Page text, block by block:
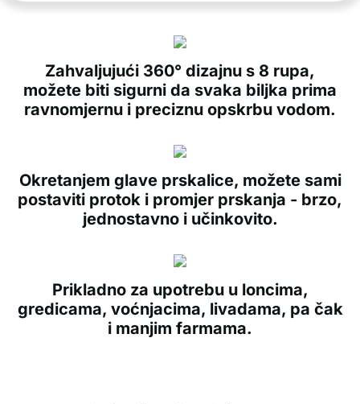
Zahvaljujući 360° dizajnu s 8 rupa,
možete biti sigurni da svaka biljka prima
ravnomjernu i preciznu opskrbu vodom.
Okretanjem glave prskalice, možete sami
postaviti protok i promjer prskanja - brzo,
jednostavno i učinkovito.
Prikladno za upotrebu u loncima,
gredicama, voćnjacima, livadama, pa čak
i manjim farmama.